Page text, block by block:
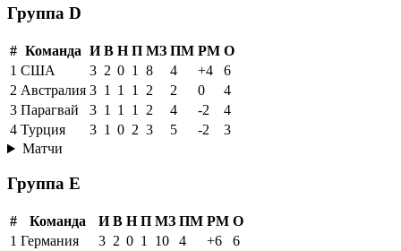
Группа D
# Команда И В Н П МЗ ПМ РМ О
1 США 3 2 0 1 8 4 +4
6
2 Австралия 3 1 1 1 2 2 0
4
3 Парагвай 3 1 1 1 2 4 -2
4
4 Турция 3 1 0 2 3 5 -2
3
Матчи
Группа E
# Команда И В Н П МЗ ПМ РМ О
1 Германия 3 2 0 1 10 4 +6
6